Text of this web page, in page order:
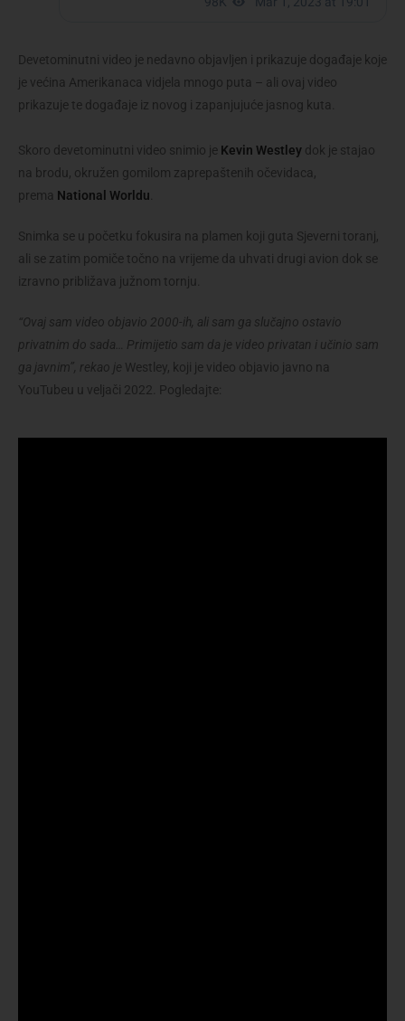
Devetominutni video je nedavno objavljen i prikazuje događaje koje
je većina Amerikanaca vidjela mnogo puta – ali ovaj video
prikazuje te događaje iz novog i zapanjujuće jasnog kuta.
Skoro devetominutni video snimio je Kevin Westley dok je stajao
na brodu, okružen gomilom zaprepaštenih očevidaca,
prema National Worldu
Snimka se u početku fokusira na plamen koji guta Sjeverni toranj,
ali se zatim pomiče točno na vrijeme da uhvati drugi avion dok se
izravno približava južnom tornju.
“Ovaj sam video objavio 2000-ih, ali sam ga slučajno ostavio
privatnim do sada… Primijetio sam da je video privatan i učinio sam
ga javnim”, rekao je Westley, koji je video objavio javno na
YouTubeu u veljači 2022. Pogledajte: